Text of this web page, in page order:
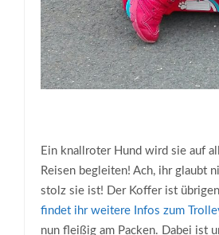
Ein knallroter Hund wird sie auf
Reisen begleiten! Ach, ihr glaubt
stolz sie ist! Der Koffer ist
findet ihr weitere Infos zum
nun fleißig am Packen. Dabei ist